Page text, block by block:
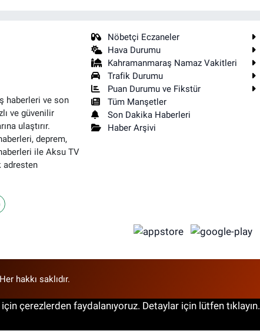
haberleri ve son
ve güvenilir
ulaştırır.
deprem,
ile Aksu TV
adresten
Nöbetçi Eczaneler
Hava Durumu
Kahramanmaraş Namaz Vakitleri
Trafik Durumu
Puan Durumu ve Fikstür
Tüm Manşetler
Son Dakika Haberleri
Haber Arşivi
hakkı saklıdır.
çerezlerden faydalanıyoruz. Detaylar için lütfen tıklayın.